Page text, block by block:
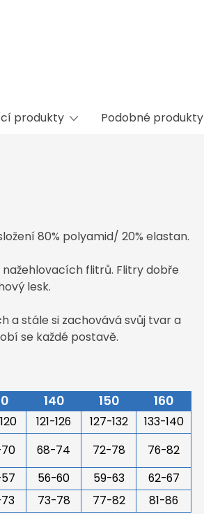
produkty Podobné produkty
80% polyamid/ 20% elastan.
flitrů. Flitry dobře
lesk.
a stále si zachovává svůj tvar a
se každé postavě.
140 150 160
121-126 127-132
133-140
68-74 72-78
76-82
56-60 59-63
62-67
73-78 77-82 81-86